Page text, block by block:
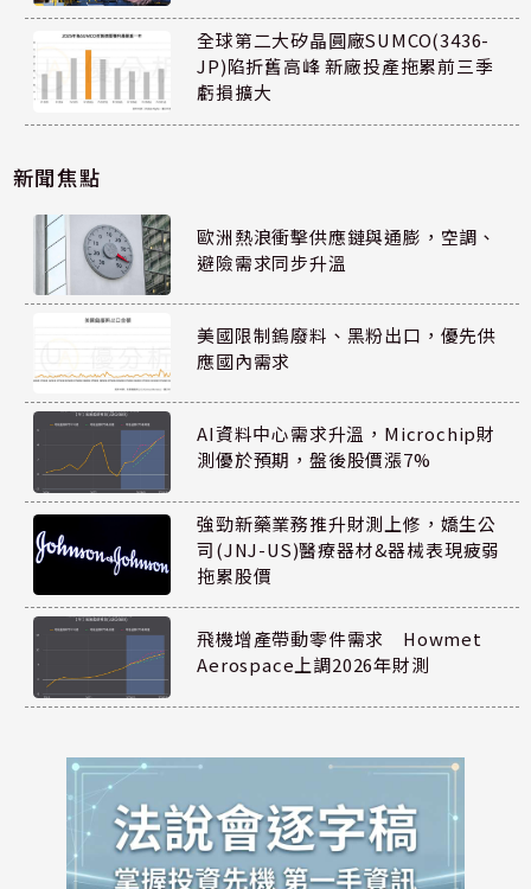
全球第二大矽晶圓廠SUMCO(3436-
JP)陷折舊高峰 新廠投產拖累前三季
虧損擴大
新聞焦點
歐洲熱浪衝擊供應鏈與通膨，空調、
避險需求同步升溫
美國限制鎢廢料、黑粉出口，優先供
應國內需求
AI資料中心需求升溫，Microchip財
測優於預期，盤後股價漲7%
強勁新藥業務推升財測上修，嬌生公
司(JNJ-US)醫療器材&器械表現疲弱
拖累股價
飛機增產帶動零件需求 Howmet
Aerospace上調2026年財測